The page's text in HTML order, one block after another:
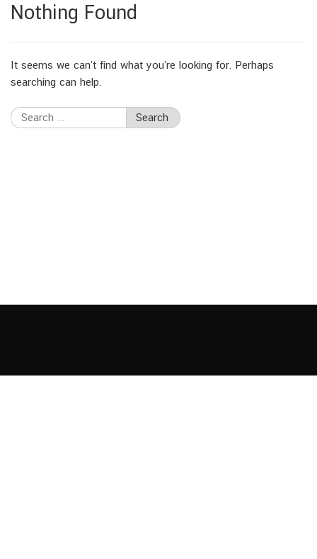
Nothing Found
It seems we can’t find what you’re looking for. Perhaps
searching can help.
Search
for: